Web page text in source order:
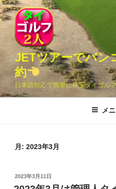
コ
ン
テ
ン
ツ
ス
キ
ッ
JETツアーでバン
約
日本語対応で簡単に格安タイゴル
メ
月: 2023年3月
投
稿
2023年3月11日